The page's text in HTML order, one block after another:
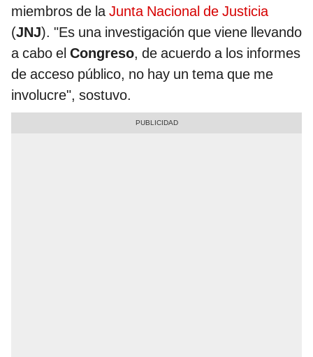
miembros de laJunta Nacional de Justicia
(JNJ). "Es una investigación que viene llevando
a cabo el Congreso, de acuerdo a los informes
de acceso público, no hay un tema que me
involucre", sostuvo.